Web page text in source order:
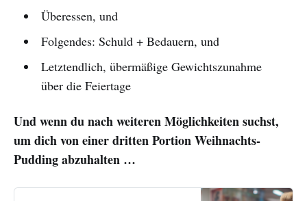
Überessen, und
Folgendes: Schuld + Bedauern, und
Letztendlich, übermäßige Gewichtszunahme
über die Feiertage
Und wenn du nach weiteren Möglichkeiten suchst,
um dich von einer dritten Portion Weihnachts-
Pudding abzuhalten …